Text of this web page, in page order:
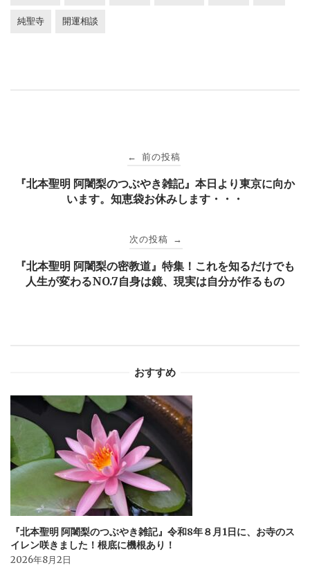
純聖寺 開運相談
稿
ビ
ョ
ン
← 前の投稿
『北本聖明 阿闍梨のつぶやき雑記』本日より東京に向か
います。知恵袋お休みします・・・
次の投稿 →
『北本聖明 阿闍梨の密教道』特集！これを知るだけでも
人生が変わるNO.7自身は鏡、現実は自分が作るもの
おすすめ
『北本聖明 阿闍梨のつぶやき雑記』令和8年８月1日に、お寺のス
イレン咲きました！根底に機根あり！
2026年8月2日